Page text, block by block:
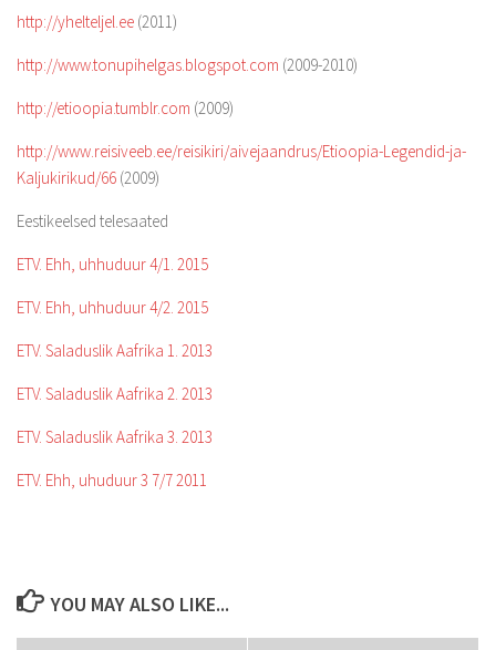
http://yhelteljel.ee (2011)
http://www.tonupihelgas.blogspot.com (2009-2010)
http://etioopia.tumblr.com (2009)
http://www.reisiveeb.ee/reisikiri/aivejaandrus/Etioopia-Legendid-ja-
Kaljukirikud/66 (2009)
Eestikeelsed telesaated
ETV. Ehh, uhhuduur 4/1. 2015
ETV. Ehh, uhhuduur 4/2. 2015
ETV. Saladuslik Aafrika 1. 2013
ETV. Saladuslik Aafrika 2. 2013
ETV. Saladuslik Aafrika 3. 2013
ETV. Ehh, uhuduur 3 7/7 2011
YOU MAY ALSO LIKE...